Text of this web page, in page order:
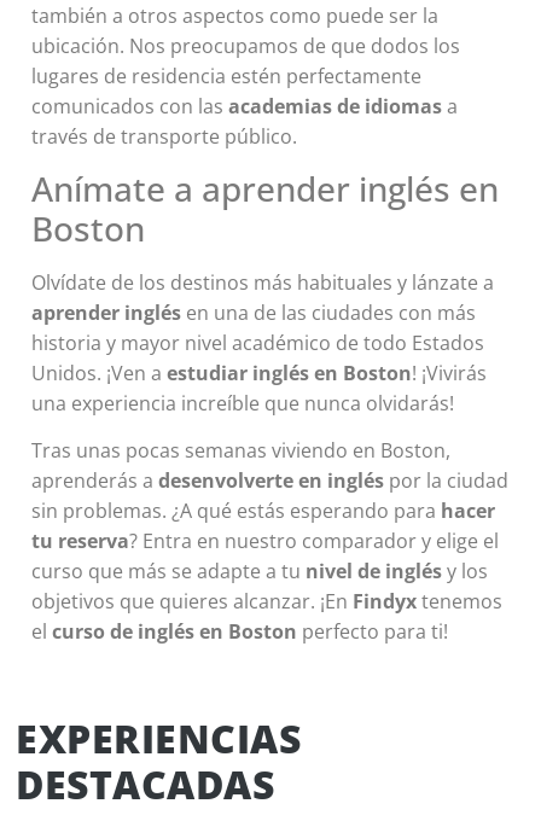
también a otros aspectos como puede ser la
ubicación. Nos preocupamos de que dodos los
lugares de residencia estén perfectamente
comunicados con lasacademias de idiomasa
través de transporte público.
Anímate a aprender inglés en
Boston
Olvídate de los destinos más habituales y lánzate a
aprender inglés en una de las ciudades con más
historia y mayor nivel académico de todo Estados
Unidos. ¡Ven aestudiar inglés en Boston! ¡Vivirás
una experiencia increíble que nunca olvidarás!
Tras unas pocas semanas viviendo en Boston,
aprenderás adesenvolverte en inglés por la ciudad
sin problemas. ¿A qué estás esperando para hacer
tu reserva? Entra en nuestro comparador y elige el
curso que más se adapte a tu nivel de inglésy los
objetivos que quieres alcanzar. ¡En Findyxtenemos
elcurso de inglés en Boston perfecto para ti!
EXPERIENCIAS
DESTACADAS